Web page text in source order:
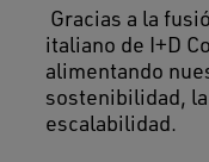
Gracias a la
italiano de I+D
alimentando
sostenibilidad,
escalabilidad.